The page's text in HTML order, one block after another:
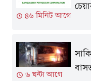
৪৬ মিনিট আগে
৬ ঘন্টা আগে